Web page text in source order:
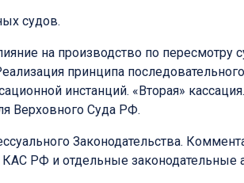
судов.
на производство по
принципа
инстанций. «Вторая»
Верховного Суда РФ.
Законодательства.
РФ и отдельные законодательные